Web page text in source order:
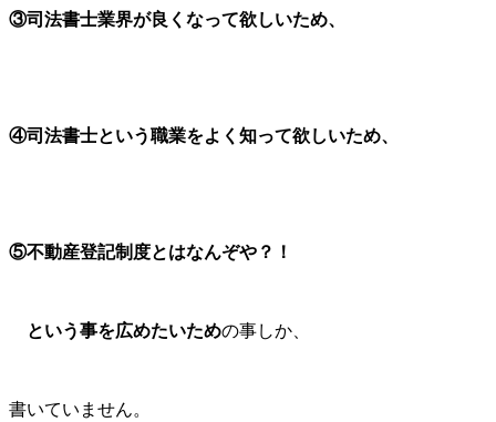
③司法書士業界が良くなって欲しいため、
④司法書士という職業をよく知って欲しいため、
⑤不動産登記制度とはなんぞや？！
という事を広めたいための事しか、
書いていません。